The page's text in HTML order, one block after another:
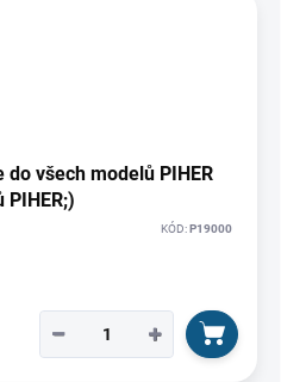
do všech modelů PIHER
PIHER;)
KÓD:P19000
+
−